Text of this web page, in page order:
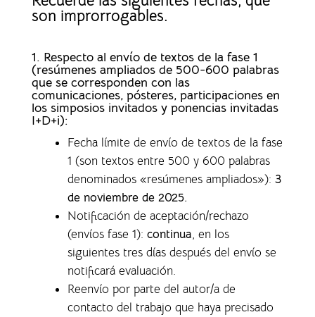
son improrrogables.
1. Respecto al envío de textos de la fase 1
(resúmenes ampliados de 500-600 palabras
que se corresponden con las
comunicaciones, pósteres, participaciones en
los simposios invitados y ponencias invitadas
I+D+i):
Fecha límite de envío de textos de la fase
1 (son textos entre 500 y 600 palabras
denominados «resúmenes ampliados»): 3
de noviembre de 2025.
Notificación de aceptación/rechazo
(envíos fase 1): continua, en los
siguientes tres días después del envío se
notificará evaluación.
Reenvío por parte del autor/a de
contacto del trabajo que haya precisado